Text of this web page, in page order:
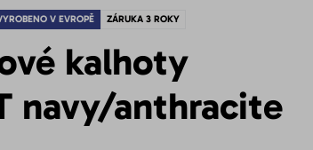
V EVROPĚ ZÁRUKA 3 ROKY
kalhoty
navy/anthracite